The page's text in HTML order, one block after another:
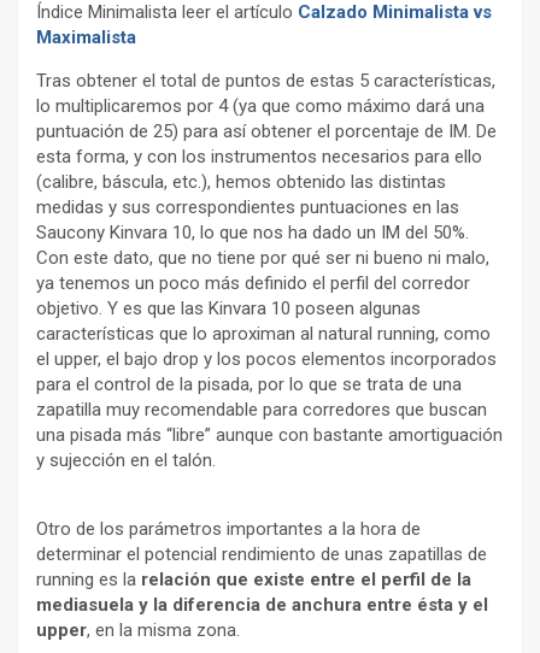
Índice Minimalista leer el artículo Calzado Minimalista vs
Maximalista
Tras obtener el total de puntos de estas 5 características,
lo multiplicaremos por 4 (ya que como máximo dará una
puntuación de 25) para así obtener el porcentaje de IM. De
esta forma, y con los instrumentos necesarios para ello
(calibre, báscula, etc.), hemos obtenido las distintas
medidas y sus correspondientes puntuaciones en las
Saucony Kinvara 10, lo que nos ha dado un IM del 50%.
Con este dato, que no tiene por qué ser ni bueno ni malo,
ya tenemos un poco más definido el perfil del corredor
objetivo. Y es que las Kinvara 10 poseen algunas
características que lo aproximan al natural running, como
el upper, el bajo drop y los pocos elementos incorporados
para el control de la pisada, por lo que se trata de una
zapatilla muy recomendable para corredores que buscan
una pisada más “libre” aunque con bastante amortiguación
y sujección en el talón.
Otro de los parámetros importantes a la hora de
determinar el potencial rendimiento de unas zapatillas de
running es la relación que existe entre el perfil de la
mediasuela y la diferencia de anchura entre ésta y el
upper, en la misma zona.